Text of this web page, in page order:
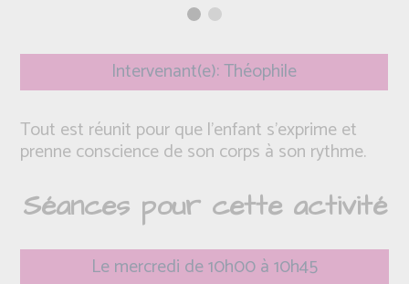
Intervenant(e): Théophile
Tout est réunit pour que l’enfant s’exprime et
prenne conscience de son corps à son rythme.
Séances pour cette activité
Le mercredi de 10h00 à 10h45